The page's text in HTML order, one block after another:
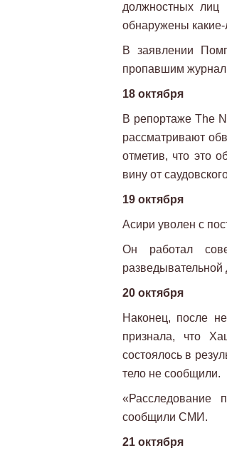
должностных лиц
обнаружены
В заявлении
пропавшим
18 октября
В репортаже The
рассматривают
отметив, что это
вину от
19 октября
Асири уволен с
Он работал
20 октября
Наконец, после
признала, что
состоялось в
тело не сообщили.
«Расследование
сообщили СМИ.
21 октября